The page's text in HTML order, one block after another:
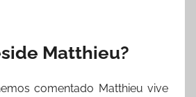
Matthieu?
comentado Matthieu vive